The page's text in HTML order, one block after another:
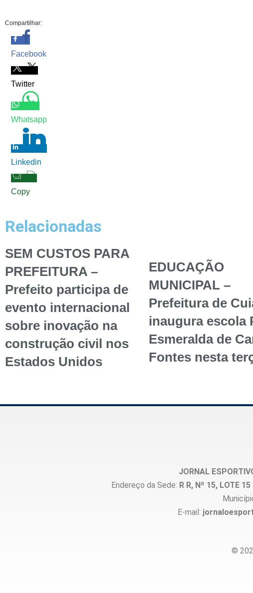
Compartilhar:
Facebook
Twitter
Whatsapp
Linkedin
Copy
Relacionadas
SEM CUSTOS PARA
PREFEITURA –
Prefeito participa de
evento internacional
sobre inovação na
construção civil nos
Estados Unidos
EDUCAÇÃO
MUNICIPAL –
Prefeitura de
inaugura escola
Esmeralda de
Fontes nesta
JORNAL
Endereço da Sede: R R, Nº 15, LOTE
E-mail:
©